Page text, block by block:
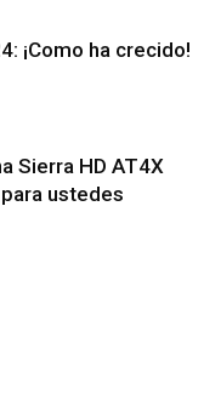
¡Como ha crecido!
Sierra HD AT4X
ustedes